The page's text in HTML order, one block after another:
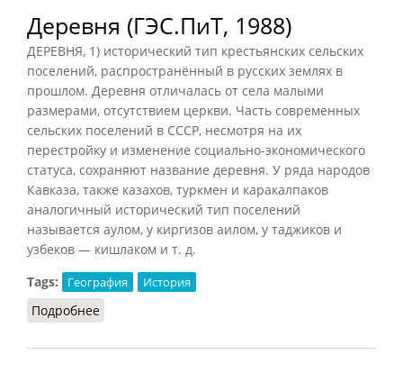
Деревня (ГЭС.ПиТ, 1988)
ДЕРЕВНЯ, 1) исторический тип крестьянских сельских
поселений, распространённый в русских землях в
прошлом. Деревня отличалась от села малыми
размерами, отсутствием церкви. Часть современных
сельских поселений в СССР, несмотря на их
перестройку и изменение социально-экономического
статуса, сохраняют название деревня. У ряда народов
Кавказа, также казахов, туркмен и каракалпаков
аналогичный исторический тип поселений
называется аулом, у киргизов аилом, у таджиков и
узбеков — кишлаком и т. д.
Tags:
География История
Подробнее